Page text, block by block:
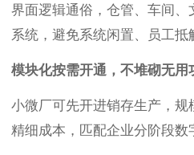
界面逻辑通俗，仓管、车间
系统，避免系统闲置、员工抵
模块化按需开通，不堆砌无用
小微厂可先开进销存生产，规
精细成本，匹配企业分阶段数